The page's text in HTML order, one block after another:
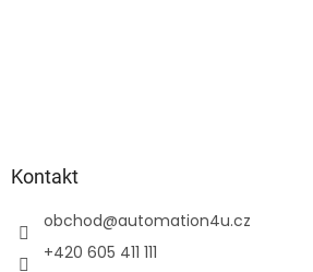
Kontakt
obchod@automation4u.cz
+420 605 411 111